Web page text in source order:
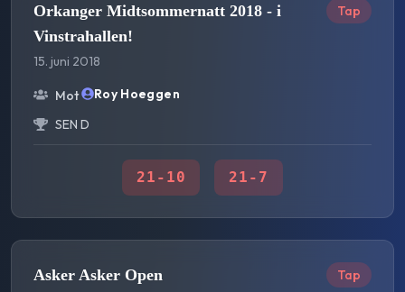
Orkanger Midtsommernatt 2018 - i
Vinstrahallen!
15. juni 2018
Tap
Mot
Roy Hoeggen
SEN D
21 - 10 21 - 7
Asker Asker Open Tap